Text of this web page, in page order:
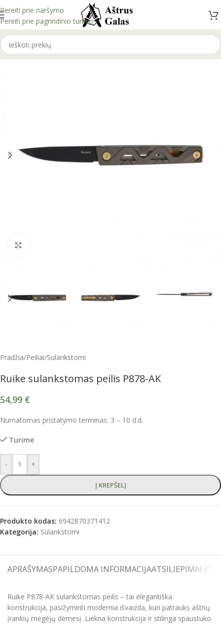
Pereiti prie naršymo
Pereiti prie pagrindinio turinio
Pradžia/Peiliai/Sulankstomi
Ruike sulankstomas peilis P878-AK
54,99 €
Numatomas pristatymo terminas: 3 – 10 d.d.
Turime
- +
Į KREPŠELĮ
Produkto kodas: 6942870371412
Kategorija: Sulankstomi
APRAŠYMASPAPILDOMA INFORMACIJAATSILIEPIMAI (0)
Ruike P878-AK sulankstomas peilis – tai elegantiška
konstrukcija, pasižyminti modernia išvaizda, kuri patrauks aštrių
įrankių mėgėjų dėmesį. Liekna konstrukcija ir stilinga spaustuko